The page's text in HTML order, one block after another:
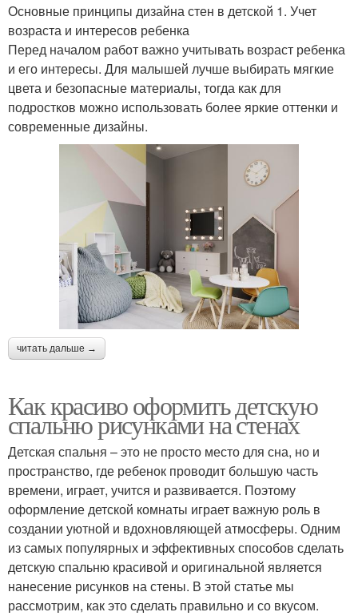
Основные принципы дизайна стен в детской 1. Учет
возраста и интересов ребенка
Перед началом работ важно учитывать возраст ребенка
и его интересы. Для малышей лучше выбирать мягкие
цвета и безопасные материалы, тогда как для
подростков можно использовать более яркие оттенки и
современные дизайны.
читать дальше →
Как красиво оформить детскую
спальню рисунками на стенах
Детская спальня – это не просто место для сна, но и
пространство, где ребенок проводит большую часть
времени, играет, учится и развивается. Поэтому
оформление детской комнаты играет важную роль в
создании уютной и вдохновляющей атмосферы. Одним
из самых популярных и эффективных способов сделать
детскую спальню красивой и оригинальной является
нанесение рисунков на стены. В этой статье мы
рассмотрим, как это сделать правильно и со вкусом.